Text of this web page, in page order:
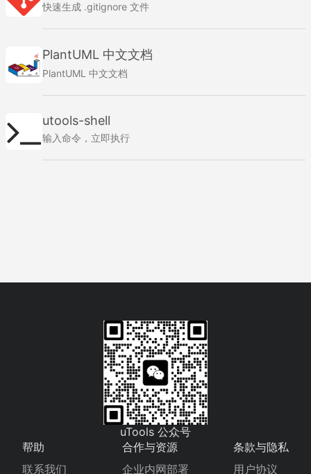
快速生成 .gitignore 文件
PlantUML 中文文档
PlantUML 中文文档
utools-shell
输入命令，立即执行
uTools 公众号
帮助
联系我们
合作与资源
企业内网部署
条款与隐私
用户协议